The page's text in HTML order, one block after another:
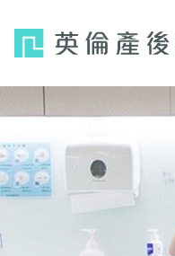
navigation